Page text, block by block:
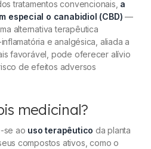
tratamentos convencionais, a
especial o canabidiol (CBD) —
alternativa terapêutica
e analgésica, aliada a
favorável, pode oferecer alívio
de efeitos adversos
medicinal?
se ao uso terapêutico da planta
compostos ativos, como o